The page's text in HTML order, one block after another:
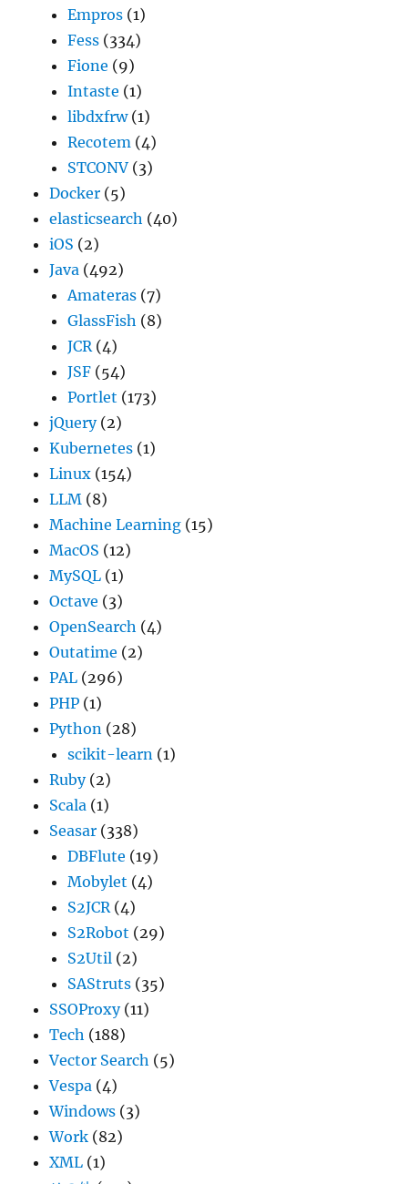
Empros (1)
Fess (334)
Fione (9)
Intaste (1)
libdxfrw(1)
Recotem (4)
STCONV (3)
Docker (5)
elasticsearch (40)
iOS (2)
Java (492)
Amateras (7)
GlassFish (8)
JCR(4)
JSF (54)
Portlet (173)
jQuery(2)
Kubernetes (1)
Linux (154)
LLM (8)
Machine Learning (15)
MacOS (12)
MySQL (1)
Octave (3)
OpenSearch (4)
Outatime (2)
PAL (296)
PHP (1)
Python (28)
scikit-learn (1)
Ruby(2)
Scala (1)
Seasar (338)
DBFlute (19)
Mobylet (4)
S2JCR(4)
S2Robot (29)
S2Util (2)
SAStruts (35)
SSOProxy(11)
Tech (188)
Vector Search (5)
Vespa (4)
Windows (3)
Work (82)
XML (1)